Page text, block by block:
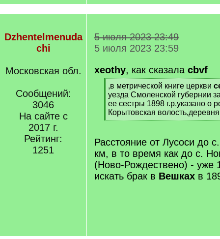
Dzhentelmenuda
chi
Московская обл.
Сообщений:
3046
На сайте с
2017 г.
Рейтинг:
1251
5 июля 2023 23:49
5 июля 2023 23:59
xeothy, как сказала cbvf
q
]
,в метрической книге церкви
уезда Смоленской губернии
ее сестры 1898 г.р.указано о
Корытовская
[
q
]
Расстояние от Лусоси до
км, в то время как до с.
(Ново-Рождествено) - уже
искать брак в Вешках в